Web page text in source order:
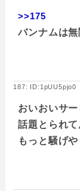
>>175
バンナムは
187: ID:1pUU5pjo0
おいおいサ
話題とられ
もっと騒げ